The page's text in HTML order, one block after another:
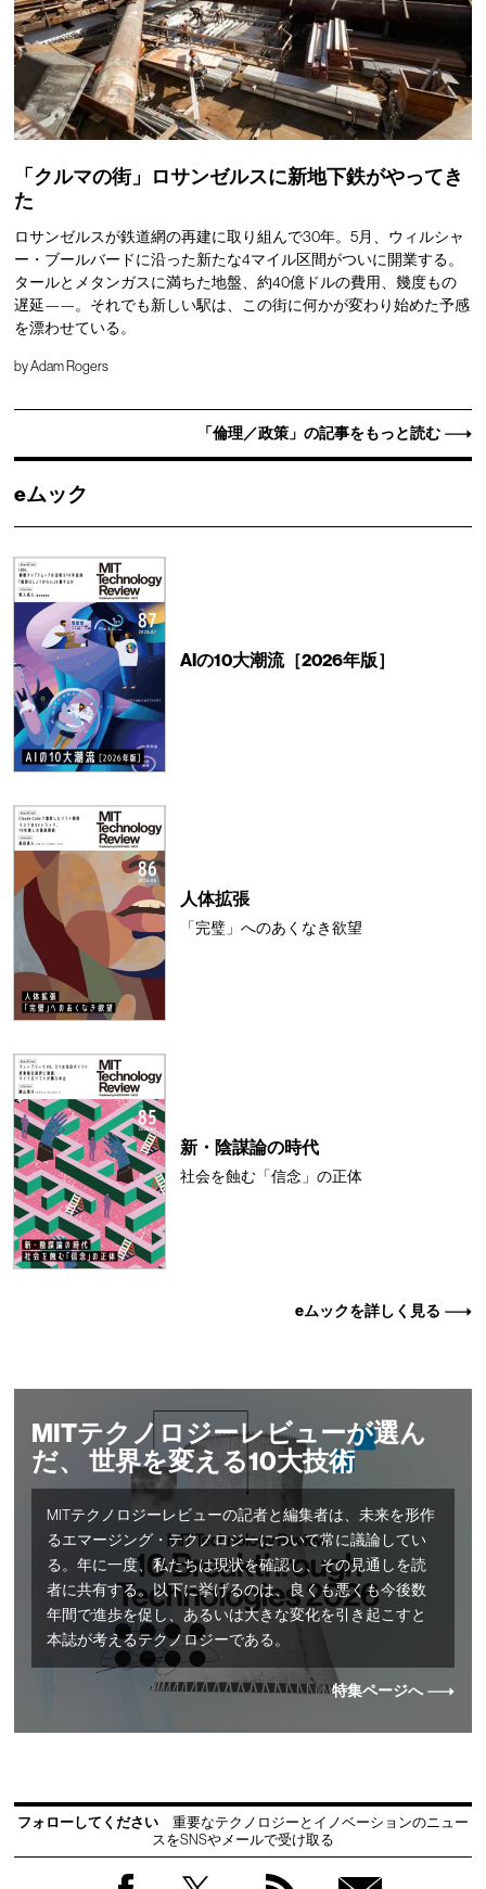
「クルマの街」ロサンゼルスに新地下鉄がやってき
た
ロサンゼルスが鉄道網の再建に取り組んで30年。5月、ウィルシャ
ー・ブールバードに沿った新たな4マイル区間がついに開業する。
タールとメタンガスに満ちた地盤、約40億ドルの費用、幾度もの
遅延——。それでも新しい駅は、この街に何かが変わり始めた予感
を漂わせている。
byAdam Rogers
「倫理／政策」の記事をもっと読む
eムック
AIの10大潮流［2026年版］
人体拡張
「完璧」へのあくなき欲望
新・陰謀論の時代
社会を蝕む「信念」の正体
eムックを詳しく見る
MITテクノロジーレビューが選ん
だ、 世界を変える10大技術
MITテクノロジーレビューの記者と編集者は、未来を形作
るエマージング・テクノロジーについて常に議論してい
る。年に一度、私たちは現状を確認し、その見通しを読
者に共有する。以下に挙げるのは、良くも悪くも今後数
年間で進歩を促し、あるいは大きな変化を引き起こすと
本誌が考えるテクノロジーである。
特集ページへ
フォローしてください
重要なテクノロジーとイノベーションのニュー
スをSNSやメールで受け取る